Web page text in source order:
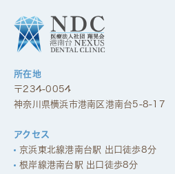
所在地
〒234-0054
神奈川県横浜市港南区港南台5-8-17
アクセス
京浜東北線港南台駅 出口徒歩8分
根岸線港南台駅 出口徒歩8分